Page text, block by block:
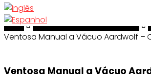
search
Início Manuseamento & Elevação
Ventosa Manual a Vácuo Aardwolf –
Ventosa Manual a Vácuo